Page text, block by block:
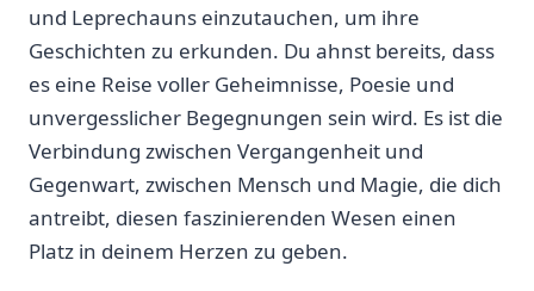
und Leprechauns einzutauchen, um ihre
Geschichten zu erkunden. Du ahnst bereits, dass
es eine Reise voller Geheimnisse, Poesie und‌
unvergesslicher Begegnungen sein wird. ⁤Es ist die
Verbindung zwischen Vergangenheit und
Gegenwart,⁤ zwischen Mensch und Magie, ‍die dich
antreibt, diesen faszinierenden Wesen einen
Platz ⁢in deinem Herzen ‍zu geben.